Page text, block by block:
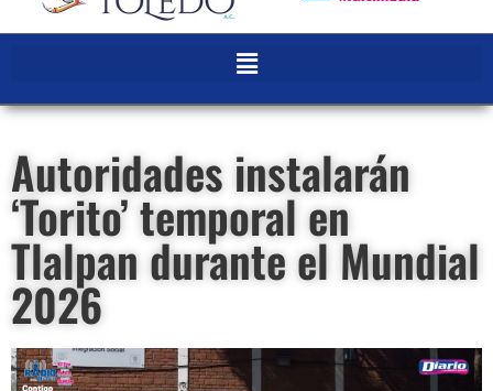
Autoridades instalarán
‘Torito’ temporal en
Tlalpan durante el Mundial
2026